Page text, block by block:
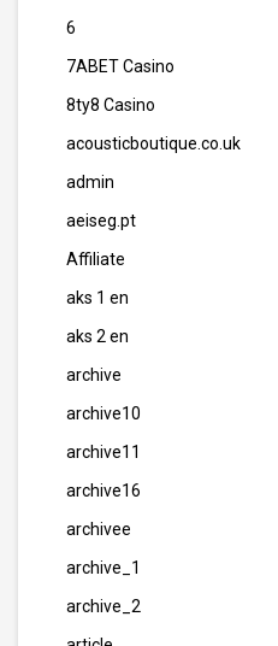
6
7ABET Casino
8ty8 Casino
acousticboutique.co.uk
admin
aeiseg.pt
Affiliate
aks 1 en
aks 2 en
archive
archive10
archive11
archive16
archivee
archive_1
archive_2